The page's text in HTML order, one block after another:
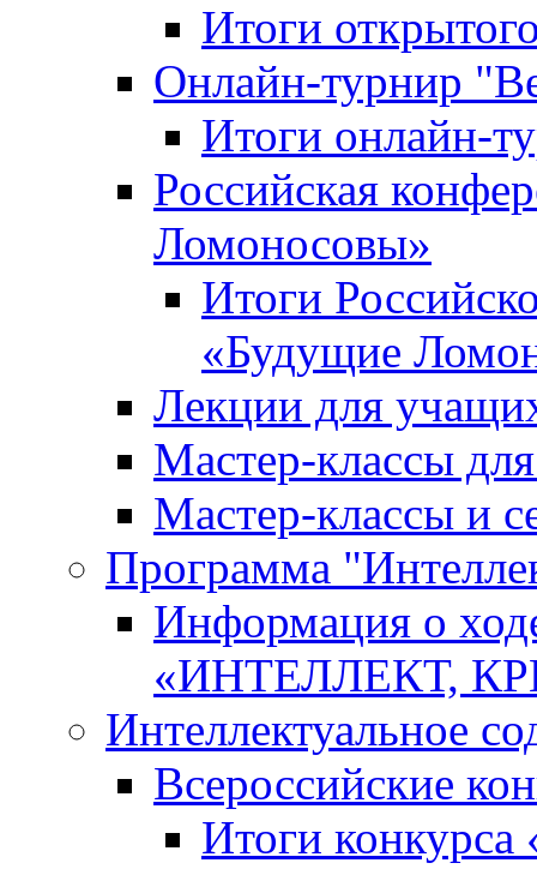
Итоги
Онлайн-турнир
Итоги онлайн-
Российская
Ломоносовы»
Итоги
«Будущие
Лекции для
Мастер-классы
Мастер-классы и
Программа
Информация о
«ИНТЕЛЛЕКТ,
Интеллектуальное
Всероссийские
Итоги конкурса